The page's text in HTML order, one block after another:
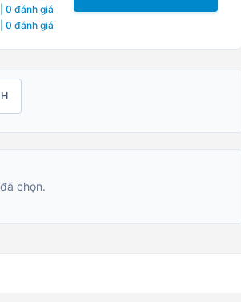
0 đánh giá
0 đánh giá
chọn.